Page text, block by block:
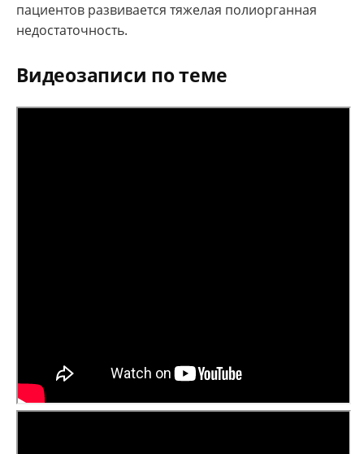
пациентов развивается тяжелая полиорганная
недостаточность.
Видеозаписи по теме